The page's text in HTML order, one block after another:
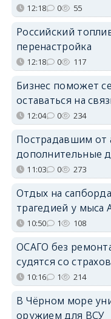
12:18 0 55
Российский
перенастройка
12:18 0 117
Бизнес поможет
оставаться на
12:04 0 234
Пострадавшим от
дополнительные
11:03 0 273
Отдых на
трагедией у мыса
10:50 1 108
ОСАГО без
судятся со
10:16 1 214
В Чёрном море
оружием для ВСУ